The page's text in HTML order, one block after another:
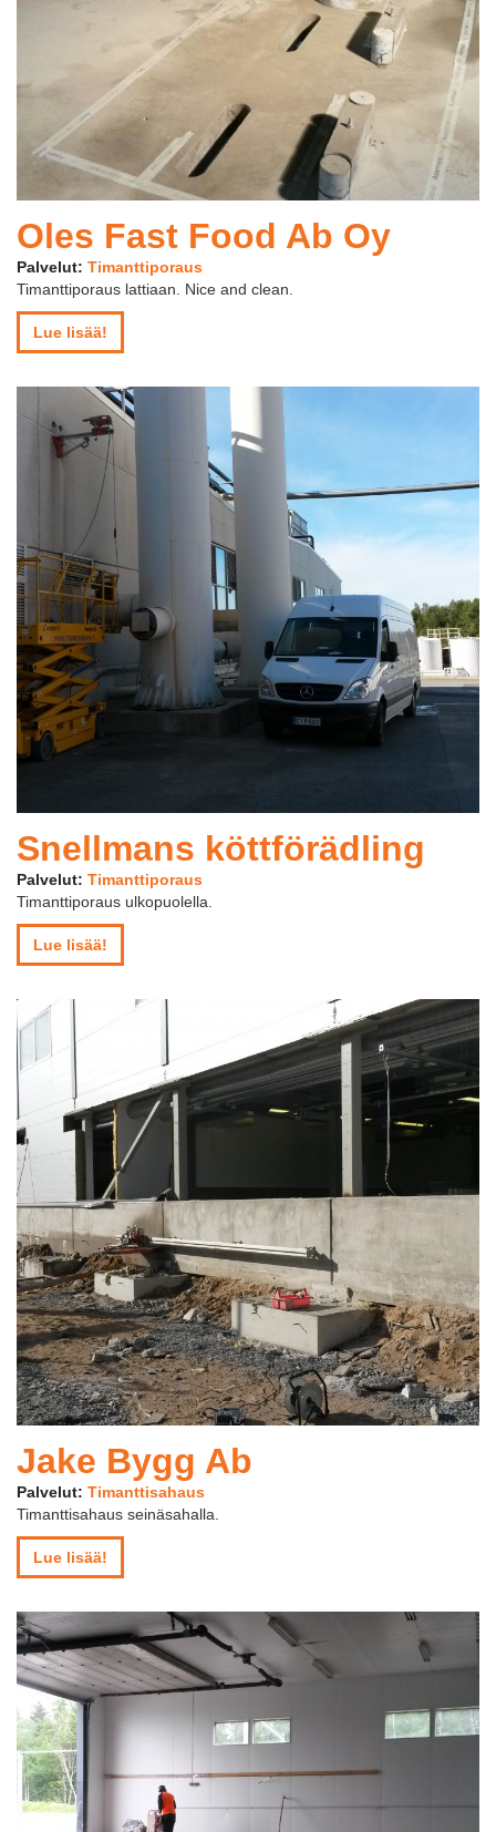
Oles Fast Food Ab Oy
Palvelut: Timanttiporaus
Timanttiporaus lattiaan. Nice and clean.
Lue lisää!
Snellmans köttförädling
Palvelut: Timanttiporaus
Timanttiporaus ulkopuolella.
Lue lisää!
Jake Bygg Ab
Palvelut: Timanttisahaus
Timanttisahaus seinäsahalla.
Lue lisää!